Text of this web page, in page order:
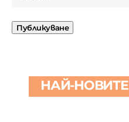
НАЙ-НОВИТЕ